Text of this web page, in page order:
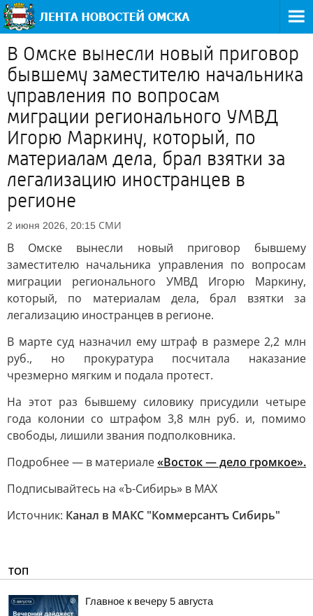
В Омске вынесли новый приговор
бывшему заместителю начальника
управления по вопросам
миграции регионального УМВД
Игорю Маркину, который, по
материалам дела, брал взятки за
легализацию иностранцев в
регионе
2 июня 2026, 20:15 СМИ
В Омске вынесли новый приговор бывшему
заместителю начальника управления по вопросам
миграции регионального УМВД Игорю Маркину,
который, по материалам дела, брал взятки за
легализацию иностранцев в регионе.
В марте суд назначил ему штраф в размере 2,2 млн
руб., но прокуратура посчитала наказание
чрезмерно мягким и подала протест.
На этот раз бывшему силовику присудили четыре
года колонии со штрафом 3,8 млн руб. и, помимо
свободы, лишили звания подполковника.
Подробнее — в материале«Восток — дело громкое».
Подписывайтесь на «Ъ-Сибирь» в MAX
Источник: Канал в МАКС "Коммерсантъ Сибирь"
ТОП
Главное к вечеру 5 августа